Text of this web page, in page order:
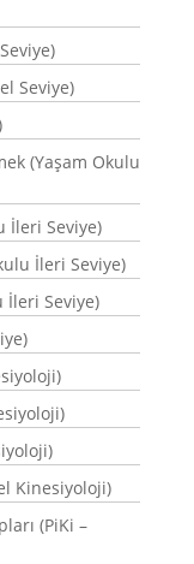
Seviye)
(Yaşam Okulu
İleri Seviye)
İleri Seviye)
İleri Seviye)
Kinesiyoloji)
(PiKi –